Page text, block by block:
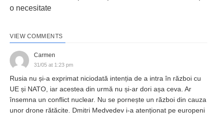
o necesitate
VIEW COMMENTS
Carmen
31/05 at 1:23 pm
Rusia nu și-a exprimat niciodată intenția de a intra în război cu
UE și NATO, iar acestea din urmă nu și-ar dori așa ceva. Ar
însemna un conflict nuclear. Nu se pornește un război din cauza
unor drone rătăcite. Dmitri Medvedev i-a atenționat pe europeni